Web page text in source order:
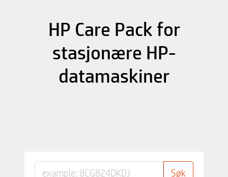
HP Care Pack for
stasjonære HP-
datamaskiner